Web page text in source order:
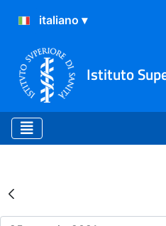
Istituto
Risultati